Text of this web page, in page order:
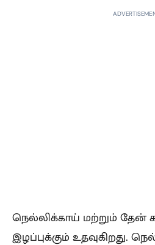
நெல்லிக்காய் மற்றும்
இழப்புக்கும் உதவுகிறது.